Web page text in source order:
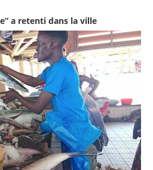
a retenti dans la ville